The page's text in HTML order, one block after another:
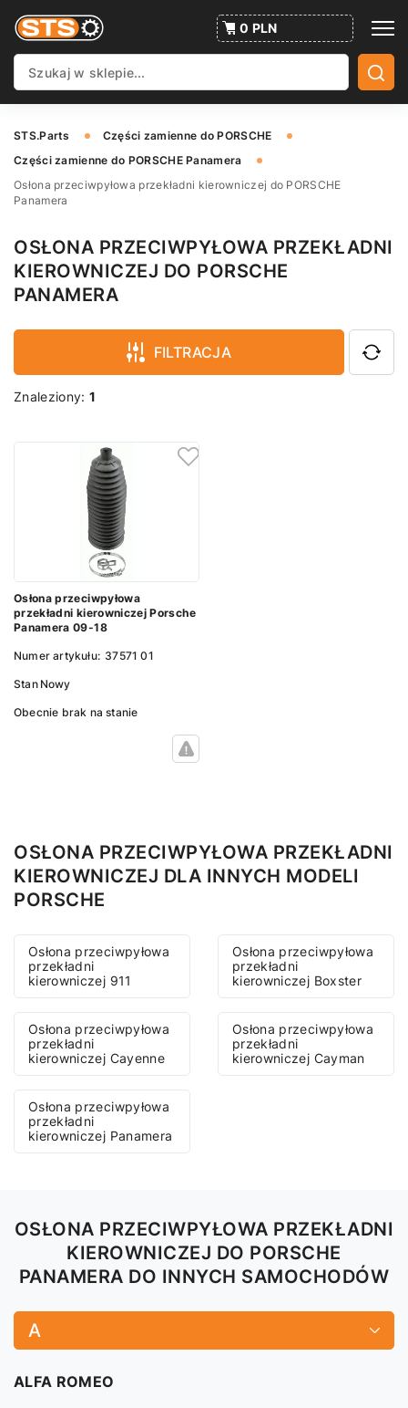
0 PLN
STS.Parts
Części zamienne do PORSCHE
Części zamienne do PORSCHE Panamera
Osłona przeciwpyłowa przekładni kierowniczej do PORSCHE
Panamera
OSŁONA PRZECIWPYŁOWA PRZEKŁADNI
KIEROWNICZEJ DO PORSCHE
PANAMERA
FILTRACJA
Znaleziony:1
Osłona przeciwpyłowa
przekładni kierowniczej Porsche
Panamera 09-18
Numer artykułu: 37571 01
Stan Nowy
Obecnie brak na stanie
OSŁONA PRZECIWPYŁOWA PRZEKŁADNI
KIEROWNICZEJ DLA INNYCH MODELI
PORSCHE
Osłona przeciwpyłowa
przekładni
kierowniczej 911
Osłona przeciwpyłowa
przekładni
kierowniczej Boxster
Osłona przeciwpyłowa
przekładni
kierowniczej Cayenne
Osłona przeciwpyłowa
przekładni
kierowniczej Cayman
Osłona przeciwpyłowa
przekładni
kierowniczej Panamera
OSŁONA PRZECIWPYŁOWA PRZEKŁADNI
KIEROWNICZEJ DO PORSCHE
PANAMERA DO INNYCH SAMOCHODÓW
A
ALFA ROMEO